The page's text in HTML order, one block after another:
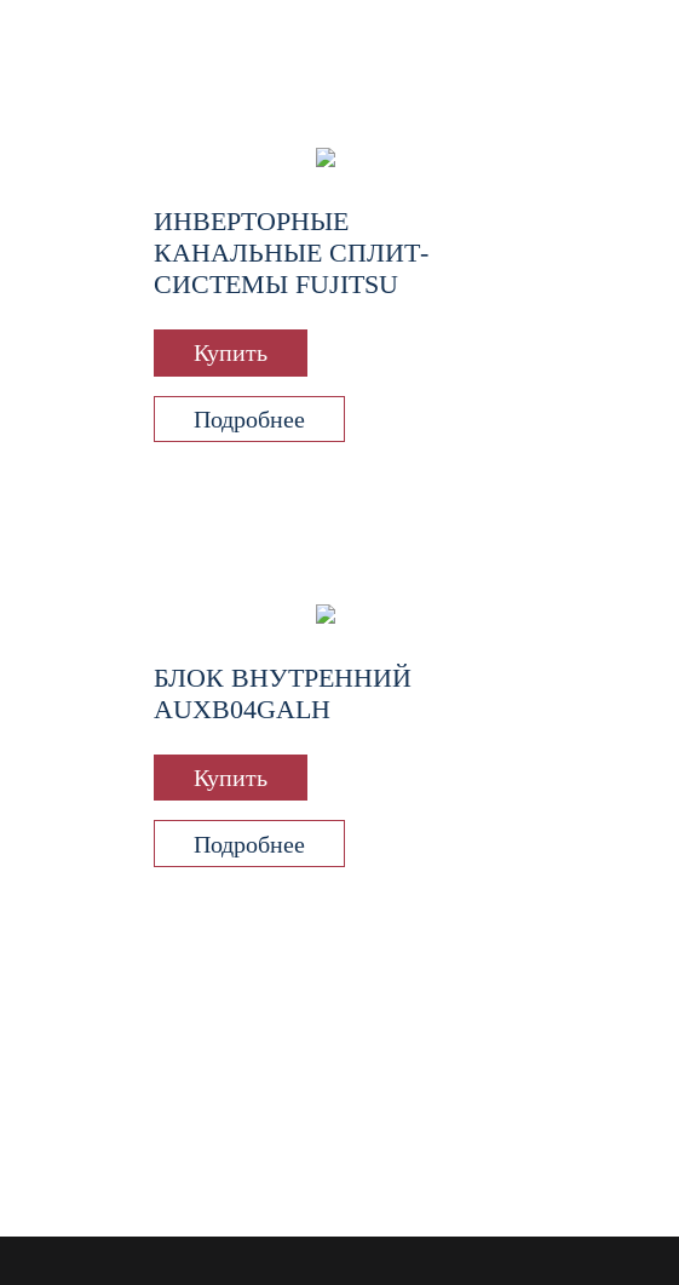
ИНВЕРТОРНЫЕ
КАНАЛЬНЫЕ СПЛИТ-
СИСТЕМЫ FUJITSU
Купить
Подробнее
БЛОК ВНУТРЕННИЙ
AUXB04GALH
Купить
Подробнее